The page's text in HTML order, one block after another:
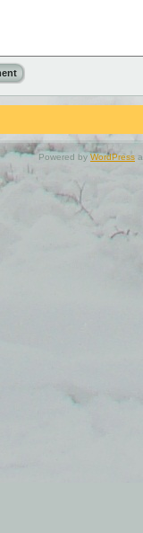
Powered byWordPress